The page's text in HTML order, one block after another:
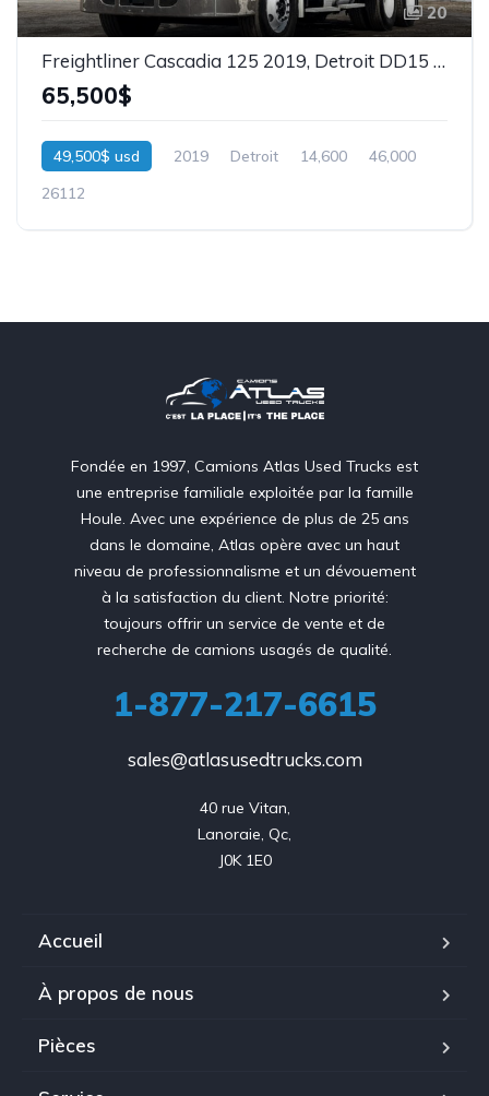
20
Freightliner Cascadia 125 2019, Detroit DD15 505hp, Stock: 26112
65,500$
49,500$ usd 2019 Detroit 14,600
46,000
26112
Fondée en 1997, Camions Atlas Used Trucks est
une entreprise familiale exploitée par la famille
Houle. Avec une expérience de plus de 25 ans
dans le domaine, Atlas opère avec un haut
niveau de professionnalisme et un dévouement
à la satisfaction du client. Notre priorité:
toujours offrir un service de vente et de
recherche de camions usagés de qualité.
1-877-217-6615
sales@atlasusedtrucks.com
40 rue Vitan,
Lanoraie, Qc,
J0K 1E0
Accueil
À propos de nous
Pièces